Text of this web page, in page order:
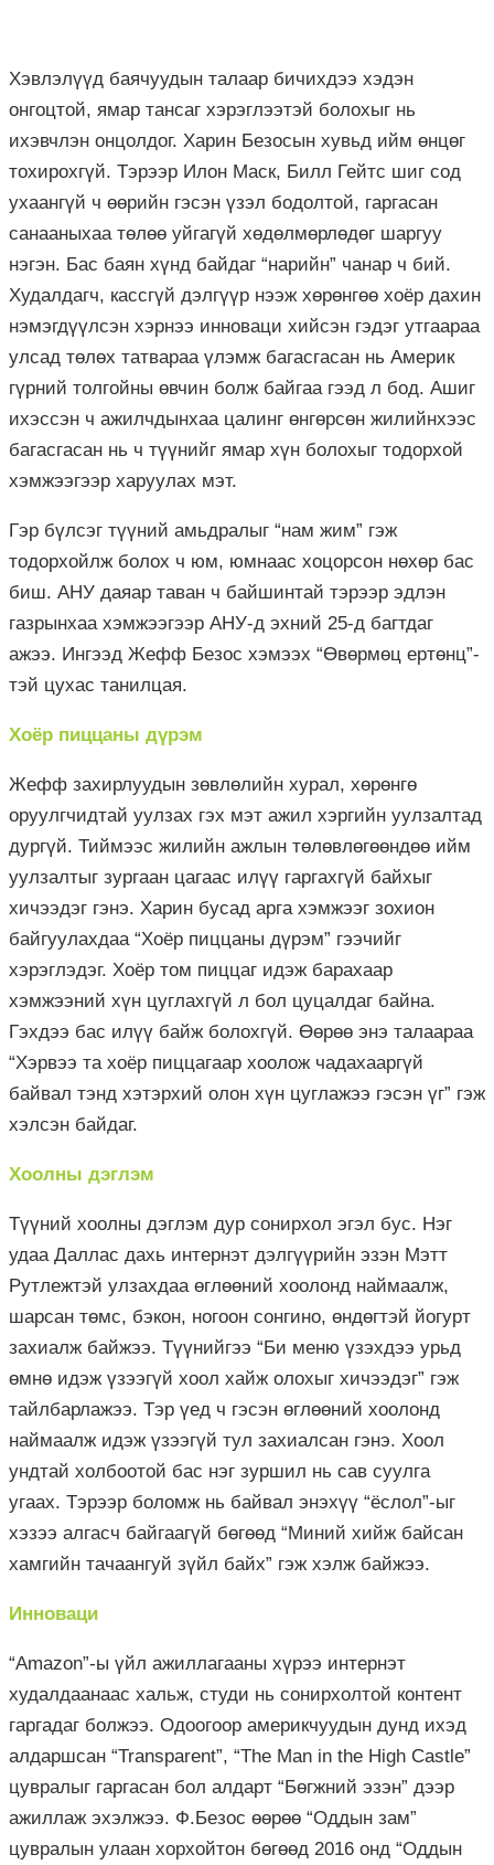
Хэвлэлүүд баячуудын талаар бичихдээ хэдэн
онгоцтой, ямар тансаг хэрэглээтэй болохыг нь
ихэвчлэн онцолдог. Харин Безосын хувьд ийм өнцөг
тохирохгүй. Тэрээр Илон Маск, Билл Гейтс шиг сод
ухаангүй ч өөрийн гэсэн үзэл бодолтой, гаргасан
санааныхаа төлөө уйгагүй хөдөлмөрлөдөг шаргуу
нэгэн. Бас баян хүнд байдаг “нарийн” чанар ч бий.
Худалдагч, кассгүй дэлгүүр нээж хөрөнгөө хоёр дахин
нэмэгдүүлсэн хэрнээ инноваци хийсэн гэдэг утгаараа
улсад төлөх татвараа үлэмж багасгасан нь Америк
гүрний толгойны өвчин болж байгаа гээд л бод. Ашиг
ихэссэн ч ажилчдынхаа цалинг өнгөрсөн жилийнхээс
багасгасан нь ч түүнийг ямар хүн болохыг тодорхой
хэмжээгээр харуулах мэт.
Гэр бүлсэг түүний амьдралыг “нам жим” гэж
тодорхойлж болох ч юм, юмнаас хоцорсон нөхөр бас
биш. АНУ даяар таван ч байшинтай тэрээр эдлэн
газрынхаа хэмжээгээр АНУ-д эхний 25-д багтдаг
ажээ. Ингээд Жефф Безос хэмээх “Өвөрмөц ертөнц”-
тэй цухас танилцая.
Хоёр пиццаны дүрэм
Жефф захирлуудын зөвлөлийн хурал, хөрөнгө
оруулгчидтай уулзах гэх мэт ажил хэргийн уулзалтад
дургүй. Тиймээс жилийн ажлын төлөвлөгөөндөө ийм
уулзалтыг зургаан цагаас илүү гаргахгүй байхыг
хичээдэг гэнэ. Харин бусад арга хэмжээг зохион
байгуулахдаа “Хоёр пиццаны дүрэм” гээчийг
хэрэглэдэг. Хоёр том пиццаг идэж барахаар
хэмжээний хүн цуглахгүй л бол цуцалдаг байна.
Гэхдээ бас илүү байж болохгүй. Өөрөө энэ талаараа
“Хэрвээ та хоёр пиццагаар хоолож чадахааргүй
байвал тэнд хэтэрхий олон хүн цуглажээ гэсэн үг” гэж
хэлсэн байдаг.
Хоолны дэглэм
Түүний хоолны дэглэм дур сонирхол эгэл бус. Нэг
удаа Даллас дахь интернэт дэлгүүрийн эзэн Мэтт
Рутлежтэй улзахдаа өглөөний хоолонд наймаалж,
шарсан төмс, бэкон, ногоон сонгино, өндөгтэй йогурт
захиалж байжээ. Түүнийгээ “Би меню үзэхдээ урьд
өмнө идэж үзээгүй хоол хайж олохыг хичээдэг” гэж
тайлбарлажээ. Тэр үед ч гэсэн өглөөний хоолонд
наймаалж идэж үзээгүй тул захиалсан гэнэ. Хоол
ундтай холбоотой бас нэг зуршил нь сав суулга
угаах. Тэрээр боломж нь байвал энэхүү “ёслол”-ыг
хэзээ алгасч байгаагүй бөгөөд “Миний хийж байсан
хамгийн тачаангуй зүйл байх” гэж хэлж байжээ.
Инноваци
“Amazon”-ы үйл ажиллагааны хүрээ интернэт
худалдаанаас хальж, студи нь сонирхолтой контент
гаргадаг болжээ. Одоогоор америкчуудын дунд ихэд
алдаршсан “Transparent”, “The Man in the High Castle”
цувралыг гаргасан бол алдарт “Бөгжний эзэн” дээр
ажиллаж эхэлжээ. Ф.Безос өөрөө “Оддын зам”
цувралын улаан хорхойтон бөгөөд 2016 онд “Оддын